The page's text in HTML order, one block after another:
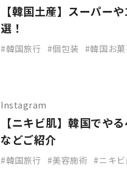
【韓国土産】スーパー
選！
韓国旅行 個包装 韓国お
Instagram
【ニキビ肌】韓国でや
などご紹介
韓国旅行 美容施術 ニキ